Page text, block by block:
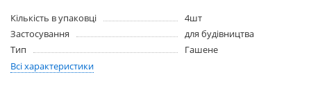
Кількість в упаковці
4шт
Застосування
для будівництва
Тип
Гашене
Всі характеристики